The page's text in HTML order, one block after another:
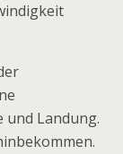
und Landung.